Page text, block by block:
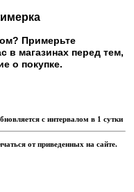
Примерьте
в магазинах перед тем,
о покупке.
с интервалом в 1 сутки
от приведенных на сайте.